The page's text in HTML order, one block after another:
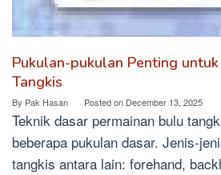
Pukulan-pukulan Penting
Tangkis
By Pak Hasan Posted on December 13, 2025
Teknik dasar permainan bulu
beberapa pukulan dasar. Jenis-
tangkis antara lain: forehand,